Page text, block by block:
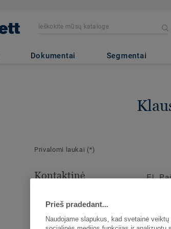
Dokumentai Segmentai
Privalomi laukai (*)
Kontaktinė
Nurodykite šio užsakymo
El.
Prieš pradedant...
Naudojame slapukus, kad svetainė